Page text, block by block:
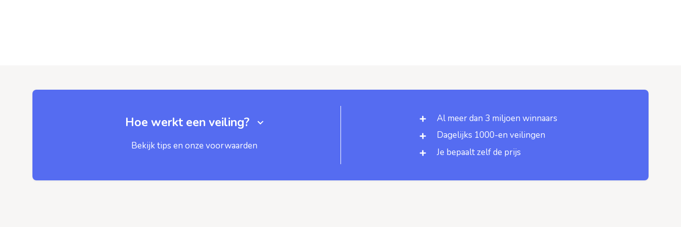
Hoe werkt een veiling?
Bekijk tips en onze voorwaarden
Al meer dan 3 miljoen winnaars
Dagelijks 1000-en veilingen
Je bepaalt zelf de prijs